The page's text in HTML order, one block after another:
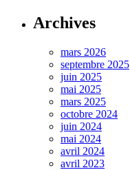
Archives
mars 2026
septembre 2025
juin 2025
mai 2025
mars 2025
octobre 2024
juin 2024
mai 2024
avril 2024
avril 2023